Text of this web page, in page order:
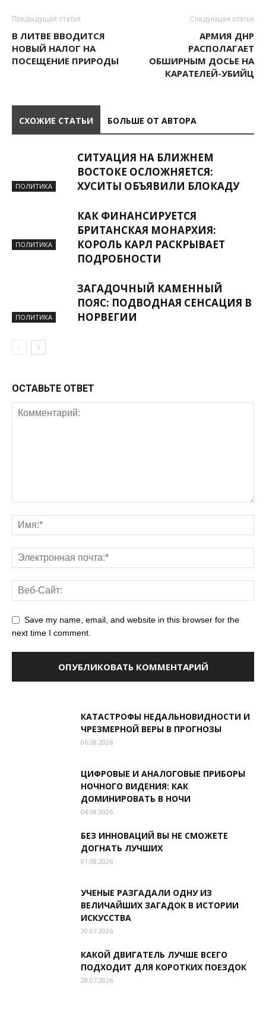
Предыдущая статья
В ЛИТВЕ ВВОДИТСЯ
НОВЫЙ НАЛОГ НА
ПОСЕЩЕНИЕ ПРИРОДЫ
Следующая статья
АРМИЯ ДНР
РАСПОЛАГАЕТ
ОБШИРНЫМ ДОСЬЕ НА
КАРАТЕЛЕЙ-УБИЙЦ
СХОЖИЕ СТАТЬИ БОЛЬШЕ ОТ АВТОРА
ПОЛИТИКА
СИТУАЦИЯ НА БЛИЖНЕМ
ВОСТОКЕ ОСЛОЖНЯЕТСЯ:
ХУСИТЫ ОБЪЯВИЛИ БЛОКАДУ
ПОЛИТИКА
КАК ФИНАНСИРУЕТСЯ
БРИТАНСКАЯ МОНАРХИЯ:
КОРОЛЬ КАРЛ РАСКРЫВАЕТ
ПОДРОБНОСТИ
ПОЛИТИКА
ЗАГАДОЧНЫЙ КАМЕННЫЙ
ПОЯС: ПОДВОДНАЯ СЕНСАЦИЯ В
НОРВЕГИИ
ОСТАВЬТЕ ОТВЕТ
Save my name, email, and website in this browser for the
next time I comment.
КАТАСТРОФЫ НЕДАЛЬНОВИДНОСТИ И
ЧРЕЗМЕРНОЙ ВЕРЫ В ПРОГНОЗЫ
06.08.2026
ЦИФРОВЫЕ И АНАЛОГОВЫЕ ПРИБОРЫ
НОЧНОГО ВИДЕНИЯ: КАК
ДОМИНИРОВАТЬ В НОЧИ
04.08.2026
БЕЗ ИННОВАЦИЙ ВЫ НЕ СМОЖЕТЕ
ДОГНАТЬ ЛУЧШИХ
01.08.2026
УЧЕНЫЕ РАЗГАДАЛИ ОДНУ ИЗ
ВЕЛИЧАЙШИХ ЗАГАДОК В ИСТОРИИ
ИСКУССТВА
30.07.2026
КАКОЙ ДВИГАТЕЛЬ ЛУЧШЕ ВСЕГО
ПОДХОДИТ ДЛЯ КОРОТКИХ ПОЕЗДОК
28.07.2026